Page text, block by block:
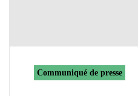
Communiqué de presse